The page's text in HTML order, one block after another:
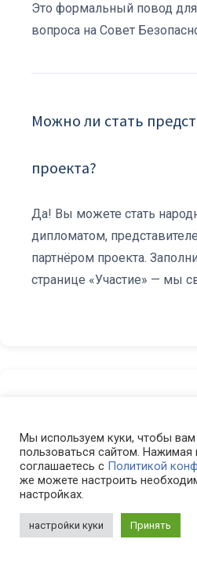
Это формальный повод
вопроса на Совет
Можно ли стать
проекта?
Да! Вы можете стать
дипломатом,
партнёром проекта.
странице «Участие» — мы
Масштаб
Что такое «Часы
Мы используем куки, чтобы
пользоваться сайтом. Нажимая
соглашаетесь с Политикой
же можете настроить
настройках.
настройки куки Принять